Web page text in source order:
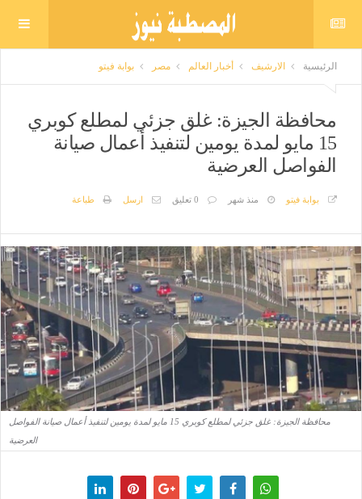
الرئيسية الارشيف أخبار العالم مصر بوابة فيتو
محافظة الجيزة: غلق جزئي لمطلع كوبري
15 مايو لمدة يومين لتنفيذ أعمال صيانة
الفواصل العرضية
بوابة فيتو منذ شهر 0 تعليق ارسل طباعة
محافظة الجيزة: غلق جزئي لمطلع كوبري 15 مايو لمدة يومين لتنفيذ أعمال صيانة الفواصل
العرضية